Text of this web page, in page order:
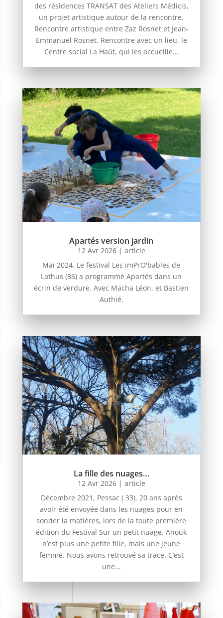
des résidences TRANSAT des Ateliers Médicis,
un projet artistique autour de la rencontre.
Rencontre artistique entre Zaz Rosnet et Jean-
Emmanuel Rosnet. Rencontre avec un lieu, le
Centre social La Haüt, qui les accueille...
Apartés version jardin
12 Avr 2026| article
Mai 2024. Le festival Les imPrO'bables de
Lathus (86) a programmé Apartés dans un
écrin de verdure. Avec Macha Léon, et Bastien
Authié.
La fille des nuages…
12 Avr 2026| article
Décembre 2021, Pessac ( 33). 20 ans après
avoir été envoyée dans les nuages pour en
sonder la matières, lors de la toute première
édition du Festival Sur un petit nuage, Anouk
n’est plus une petite fille, mais une jeune
femme. Nous avons retrouvé sa trace. C’est
une...